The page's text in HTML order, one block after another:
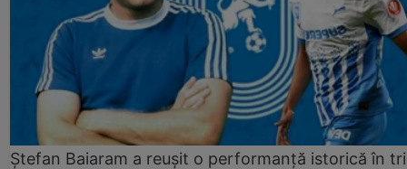
Ștefan Baiaram a reușit o performanță istorică în